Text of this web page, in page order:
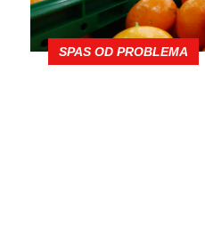
SPAS OD PROBLEMA